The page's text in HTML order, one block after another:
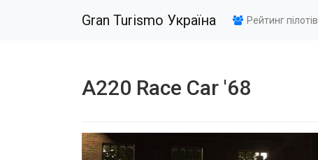
Gran Turismo Україна Рейтинг пілотів
A220 Race Car '68